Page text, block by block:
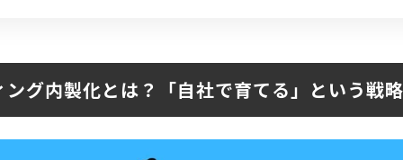
ング内製化とは？「自社で育てる」という戦